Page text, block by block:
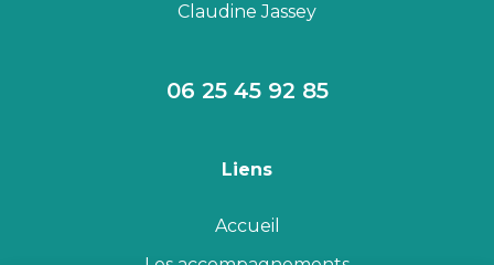
Claudine Jassey
06 25 45 92 85
Liens
Accueil